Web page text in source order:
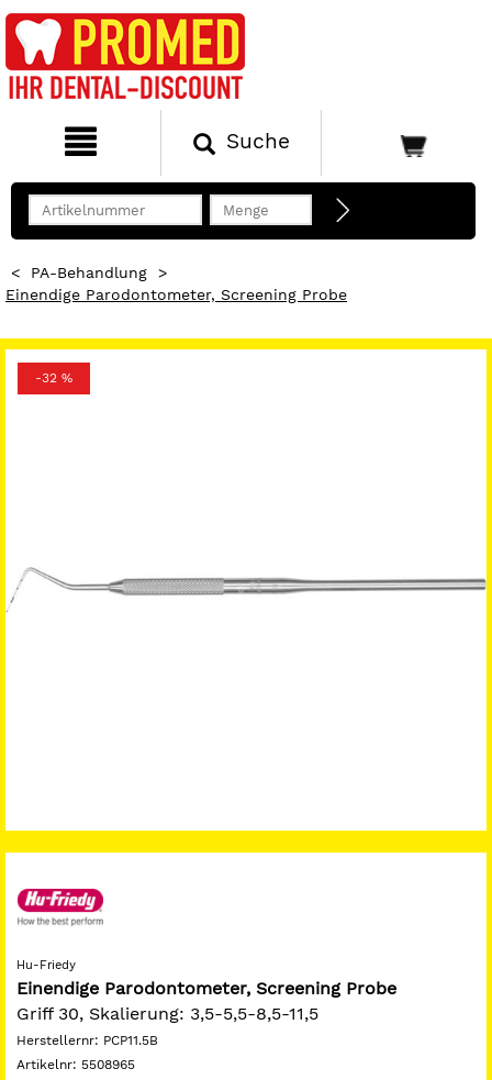
Suche
< PA-Behandlung
>
Einendige Parodontometer, Screening Probe
-32 %
Hu-Friedy
Einendige Parodontometer, Screening Probe
Griff 30, Skalierung: 3,5-5,5-8,5-11,5
Herstellernr: PCP11.5B
Artikelnr: 5508965